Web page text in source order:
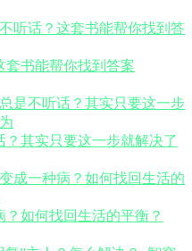
套书能帮你找到答案
其实只要这一步就解决了
如何找回生活的平衡？